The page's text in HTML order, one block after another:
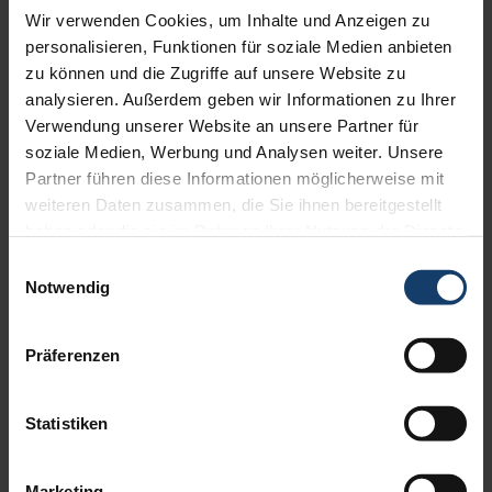
Wir verwenden Cookies, um Inhalte und Anzeigen zu
personalisieren, Funktionen für soziale Medien anbieten
zu können und die Zugriffe auf unsere Website zu
analysieren. Außerdem geben wir Informationen zu Ihrer
Verwendung unserer Website an unsere Partner für
soziale Medien, Werbung und Analysen weiter. Unsere
Partner führen diese Informationen möglicherweise mit
weiteren Daten zusammen, die Sie ihnen bereitgestellt
Notwendig
Präferenzen
Statistiken
Eine Markise schafft einen Raum frei von Alltag, Verpflichtungen
oder kritischen Blicken. Dort kann man seinen Gedanken freien
Lauf lassen.
WAREMA Premium-Markisen verwandeln Ihren Balkon oder Ihre
Terrasse in einen Ort, an dem der Fantasie kaum Grenzen
gesetzt sind.
Erleben Sie FreiRaum für Großes!Vom 01.05. bis 30.09.2020
erstatten wir Ihnen100 EUR Montagekosten zurückbeim Kauf